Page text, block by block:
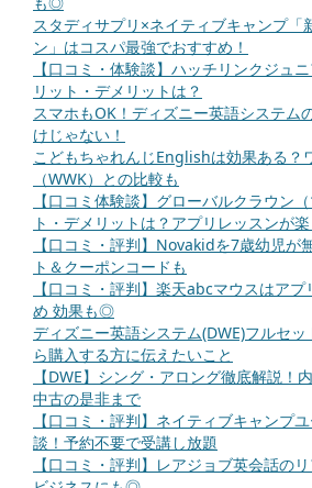
スタディサプリ×ネイティブキャンプ「
ン」はコスパ最強でおすすめ！
【口コミ・体験談】ハッチリンクジュ
リット・デメリットは？
スマホもOK！ディズニー英語システム
けじゃない！
こどもちゃれんじEnglishは効果ある？
（WWK）との比較も
【口コミ体験談】グローバルクラウン
ト・デメリットは？アプリレッスンが
【口コミ・評判】Novakidを7歳幼児が
ト＆クーポンコードも
【口コミ・評判】楽天abcマウスはア
め 効果も◎
ディズニー英語システム(DWE)フルセ
ら購入する方に伝えたいこと
【DWE】シング・アロング徹底解説！
中古の是非まで
【口コミ・評判】ネイティブキャンプ
談！予約不要で受講し放題
【口コミ・評判】レアジョブ英会話の